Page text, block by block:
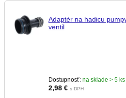
Adaptér na hadicu
ventil
Dostupnosť:na sklade > 5 ks
2,98 € s DPH